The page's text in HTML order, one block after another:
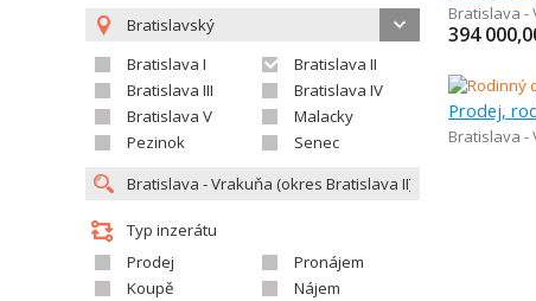
Bratislavský
Bratislava I
Bratislava II
Bratislava III
Bratislava IV
Bratislava V
Malacky
Pezinok
Senec
Typ inzerátu
Prodej
Pronájem
Koupě
Nájem
Bratislava -
394
Prodej,
Bratislava -